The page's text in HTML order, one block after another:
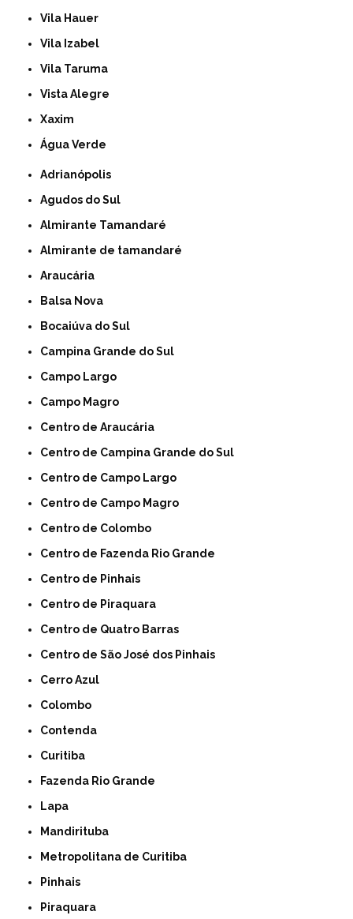
Vila Hauer
Vila Izabel
Vila Taruma
Vista Alegre
Xaxim
Água Verde
Adrianópolis
Agudos do Sul
Almirante Tamandaré
Almirante de tamandaré
Araucária
Balsa Nova
Bocaiúva do Sul
Campina Grande do Sul
Campo Largo
Campo Magro
Centro de Araucária
Centro de Campina Grande do Sul
Centro de Campo Largo
Centro de Campo Magro
Centro de Colombo
Centro de Fazenda Rio Grande
Centro de Pinhais
Centro de Piraquara
Centro de Quatro Barras
Centro de São José dos Pinhais
Cerro Azul
Colombo
Contenda
Curitiba
Fazenda Rio Grande
Lapa
Mandirituba
Metropolitana de Curitiba
Pinhais
Piraquara